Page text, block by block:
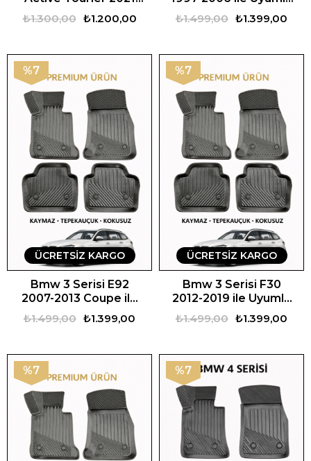
Hybrid Uyumlu 3D Oto
Paspas Premium
₺1.200,00
₺1.300,00
3D Oto Paspas
Premium
₺1.399,00
₺1.499,00
Bmw 3 Serisi E92
2007-2013 Coupe ile
Uyumlu 3D Oto Paspas
Premium
₺1.399,00
₺1.499,00
%7
ÜCRETSIZ KARGO
Bmw 3 Serisi F30
2012-2019 ile Uyumlu
3D Oto Paspas
Premium
₺1.399,00
₺1.499,00
%7
ÜCRETSIZ KARGO
%7 %7